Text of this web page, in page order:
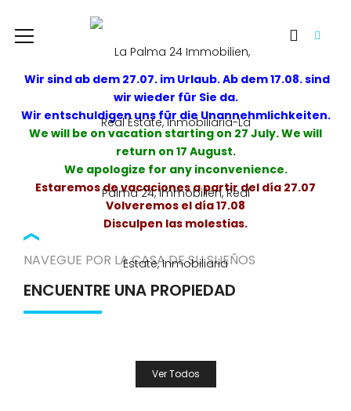
Wir sind ab dem 27.07. im Urlaub. Ab dem 17.08. sind
wir wieder für Sie da.
Wir entschuldigen uns für die Unannehmlichkeiten.
We will be on vacation starting on 27 July. We will
return on 17 August.
We apologize for any inconvenience.
Estaremos de vacaciones a partir del día 27.07
Volveremos el día 17.08
Disculpen las molestias.
NAVEGUE POR LA CASA DE SU SUEÑOS
ENCUENTRE UNA PROPIEDAD
Ver Todos